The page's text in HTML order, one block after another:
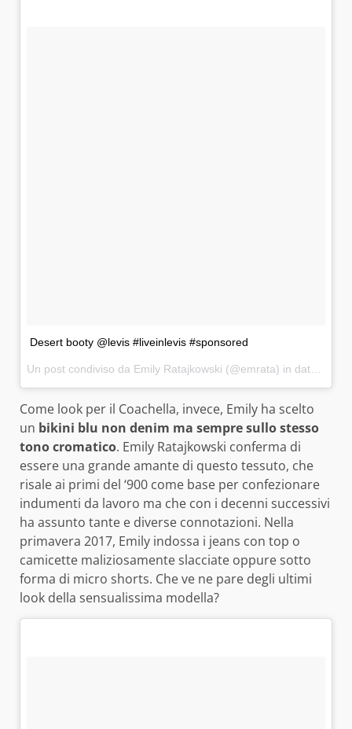
Desert booty @levis #liveinlevis #sponsored
Come look per il Coachella, invece, Emily ha scelto
un bikini blu non denim ma sempre sullo stesso
tono cromatico. Emily Ratajkowski conferma di
essere una grande amante di questo tessuto, che
risale ai primi del ‘900 come base per confezionare
indumenti da lavoro ma che con i decenni successivi
ha assunto tante e diverse connotazioni. Nella
primavera 2017, Emily indossa i jeans con top o
camicette maliziosamente slacciate oppure sotto
forma di micro shorts. Che ve ne pare degli ultimi
look della sensualissima modella?